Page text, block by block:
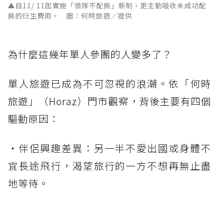
▲自11/ 11起實施「領隊不配房」新制，更主動吸收未成功配
房的衍生費用。 圖：何時旅遊／提供
為什麼這幾年單人參團的人變多了？
單人旅遊已成為不可忽視的浪潮。依「何時
旅遊」（Horaz）門市觀察，背後主要有四個
驅動原因：
・伴侶興趣差異：另一半不愛出國或身體不
宜長途飛行，渴望旅行的一方不想再無止盡
地等待。